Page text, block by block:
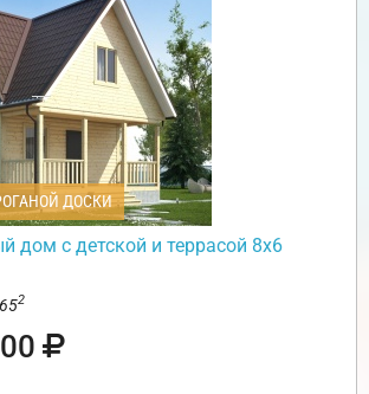
ДОСКИ
дом с детской и террасой 8х6
2